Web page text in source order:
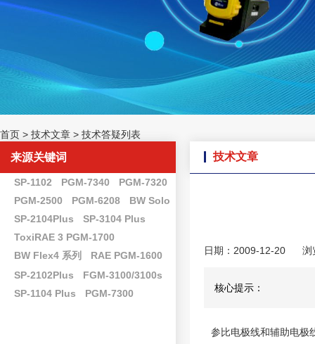
首页 > 技术文章 > 技术答疑列表
来源关键词
SP-1102 PGM-7340
PGM-7320
PGM-2500
PGM-6208
BW Solo
SP-2104Plus
SP-3104 Plus
ToxiRAE 3 PGM-1700
BW Flex4 系列
RAE PGM-1600
SP-2102Plus
FGM-3100/3100s
SP-1104 Plus
PGM-7300
技术文章
日期：2009-12-20 浏
核心提示：
参比电极线和辅助电极